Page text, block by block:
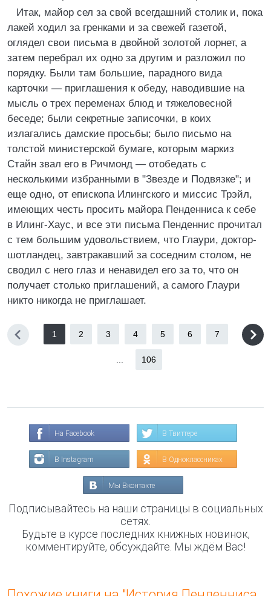
Итак, майор сел за свой всегдашний столик и, пока
лакей ходил за гренками и за свежей газетой,
оглядел свои письма в двойной золотой лорнет, а
затем перебрал их одно за другим и разложил по
порядку. Были там большие, парадного вида
карточки — приглашения к обеду, наводившие на
мысль о трех переменах блюд и тяжеловесной
беседе; были секретные записочки, в коих
излагались дамские просьбы; было письмо на
толстой министерской бумаге, которым маркиз
Стайн звал его в Ричмонд — отобедать с
несколькими избранными в "Звезде и Подвязке"; и
еще одно, от епископа Илингского и миссис Трэйл,
имеющих честь просить майора Пенденниса к себе
в Илинг-Хаус, и все эти письма Пенденнис прочитал
с тем большим удовольствием, что Глаури, доктор-
шотландец, завтракавший за соседним столом, не
сводил с него глаз и ненавидел его за то, что он
получает столько приглашений, а самого Глаури
никто никогда не приглашает.
1 2 3 4 5 6 7
106
На Facebook В Твиттере
В Instagram В Одноклассниках
Мы Вконтакте
Подписывайтесь на наши страницы в социальных
сетях.
Будьте в курсе последних книжных новинок,
комментируйте, обсуждайте. Мы ждём Вас!